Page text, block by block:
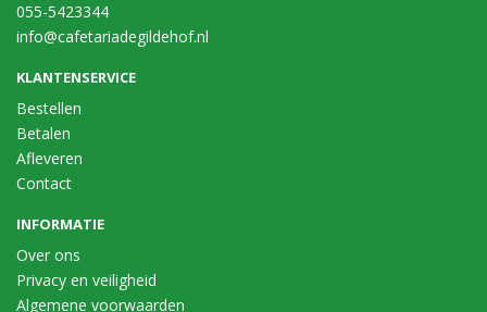
055-5423344
info@cafetariadegildehof.nl
KLANTENSERVICE
Bestellen
Betalen
Afleveren
Contact
INFORMATIE
Over ons
Privacy en veiligheid
Algemene voorwaarden